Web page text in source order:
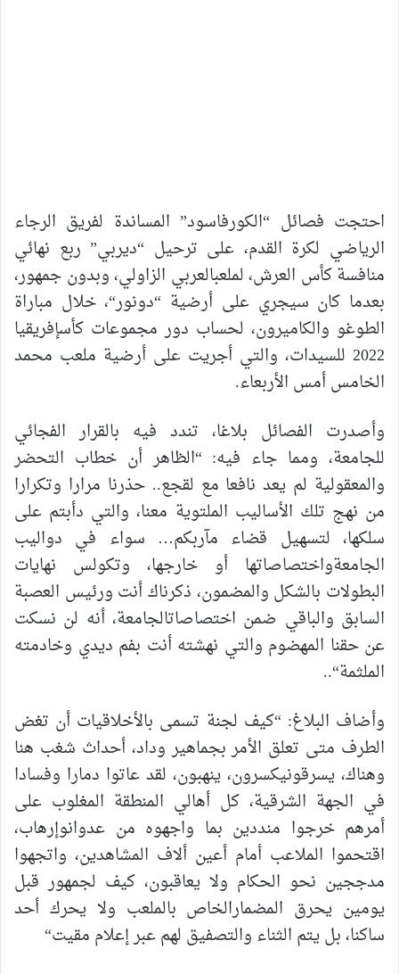
احتجت فصائل “الكورفاسود” المساندة لفريق الرجاء
الرياضي لكرة القدم، على ترحيل “ديربي” ربع نهائي
منافسةكأس العرش، لملعبالعربي الزاولي، وبدون جمهور،
بعدما كان سيجري على أرضية “دونور“، خلال مباراة
الطوغو والكاميرون، لحساب دور مجموعات كأسإفريقيا
2022 للسيدات، والتي أجريت على أرضية ملعب محمد
الخامسأمس الأربعاء.
وأصدرت الفصائل بلاغا، تندد فيه بالقرار الفجائي
للجامعة، ومما جاء فيه: “الظاهر أن خطاب التحضر
والمعقولية لم يعد نافعا مع لقجع..حذرنا مرارا وتكرارا
من نهج تلك الأساليب الملتوية معنا، والتي دأبتم على
سلكها، لتسهيل قضاء مآربكم… سواء في دواليب
الجامعةواختصاصاتها أو خارجها، وتكولس نهايات
البطولات بالشكل والمضمون، ذكرناكأنت ورئيس العصبة
السابق والباقي ضمن اختصاصاتالجامعة، أنه لن نسكت
عن حقنا المهضوم والتي نهشته أنت بفم ديدي وخادمته
الملثمة“..
وأضاف البلاغ: “كيف لجنة تسمى بالأخلاقيات أن تغض
الطرف متى تعلق الأمر بجماهير وداد، أحداث شغب هنا
وهناك، يسرقونيكسرون، ينهبون، لقد عاتوا دمارا وفسادا
في الجهة الشرقية، كل أهالي المنطقة المغلوب على
أمرهم خرجوا منددين بما واجهوه من عدوانوإرهاب،
اقتحموا الملاعب أمام أعين ألاف المشاهدين، واتجهوا
مدججين نحو الحكام ولا يعاقبون، كيف لجمهور قبل
يومين يحرق المضمارالخاص بالملعب ولا يحرك أحد
ساكنا، بليتم الثناء والتصفيق لهم عبرإعلام مقيت“